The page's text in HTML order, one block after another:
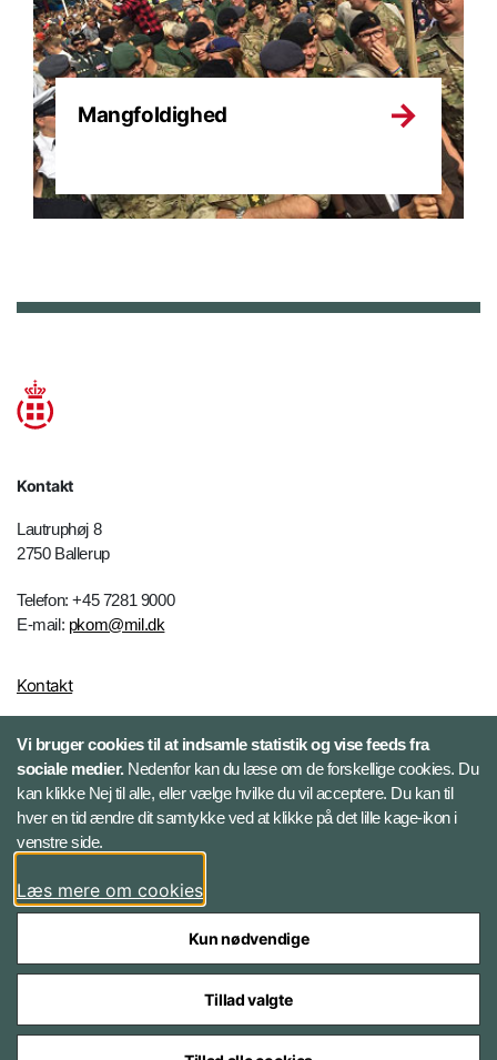
Mangfoldighed
Kontakt
Lautruphøj 8
2750 Ballerup
Telefon: +45 7281 9000
E-mail: pkom@mil.dk
Kontakt
Følg HR-portalen
Facebook
Vi bruger cookies til at indsamle statistik og vise feeds fra
sociale medier.Nedenfor kan du læse om de forskellige cookies. Du
kan klikke Nej til alle, eller vælge hvilke du vil acceptere. Du kan til
hver en tid ændre dit samtykke ved at klikke på det lille kage-ikon i
venstre side.
Læs mere om cookies
Kun nødvendige
Tillad valgte